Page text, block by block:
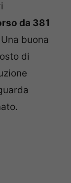
da 381
buona
di